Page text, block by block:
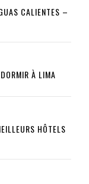
CALIENTES –
À LIMA
HÔTELS